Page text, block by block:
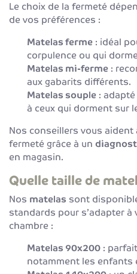
Le choix de la fermeté
de vos préférences :
Matelas ferme : idéal
corpulence ou qui
Matelas mi-ferme :
aux gabarits différents.
Matelas souple :
à ceux qui dorment sur
Nos conseillers vous
fermeté grâce à un
en magasin.
Quelle taille de
Nos matelas sont
standards pour s’adapter
chambre :
Matelas 90x200 :
notamment les enfants